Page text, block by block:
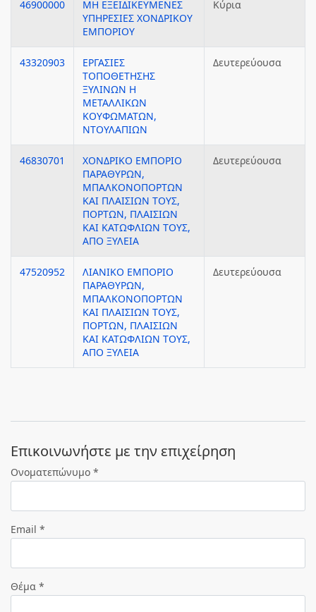
46900000
ΜΗ ΕΞΕΙΔΙΚΕΥΜΕΝΕΣ
ΥΠΗΡΕΣΙΕΣ ΧΟΝΔΡΙΚΟΥ
ΕΜΠΟΡΙΟΥ
Κύρια
43320903
ΕΡΓΑΣΙΕΣ
ΤΟΠΟΘΕΤΗΣΗΣ
ΞΥΛΙΝΩΝ Η
ΜΕΤΑΛΛΙΚΩΝ
ΚΟΥΦΩΜΑΤΩΝ,
ΝΤΟΥΛΑΠΙΩΝ
Δευτερεύουσα
46830701
ΧΟΝΔΡΙΚΟ ΕΜΠΟΡΙΟ
ΠΑΡΑΘΥΡΩΝ,
ΜΠΑΛΚΟΝΟΠΟΡΤΩΝ
ΚΑΙ ΠΛΑΙΣΙΩΝ ΤΟΥΣ,
ΠΟΡΤΩΝ, ΠΛΑΙΣΙΩΝ
ΚΑΙ ΚΑΤΩΦΛΙΩΝ ΤΟΥΣ,
ΑΠΟ ΞΥΛΕΙΑ
Δευτερεύουσα
47520952
ΛΙΑΝΙΚΟ ΕΜΠΟΡΙΟ
ΠΑΡΑΘΥΡΩΝ,
ΜΠΑΛΚΟΝΟΠΟΡΤΩΝ
ΚΑΙ ΠΛΑΙΣΙΩΝ ΤΟΥΣ,
ΠΟΡΤΩΝ, ΠΛΑΙΣΙΩΝ
ΚΑΙ ΚΑΤΩΦΛΙΩΝ ΤΟΥΣ,
ΑΠΟ ΞΥΛΕΙΑ
Δευτερεύουσα
Eπικοινωνήστε με την επιχείρηση
Ονοματεπώνυμο *
Email *
Θέμα *